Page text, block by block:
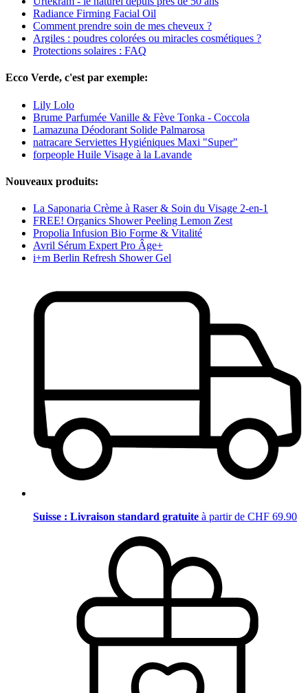
Radiance Firming Facial Oil
Comment prendre soin de mes cheveux ?
Argiles : poudres colorées ou miracles cosmétiques ?
Protections solaires : FAQ
Ecco Verde, c'est par exemple:
Lily Lolo
Brume Parfumée Vanille & Fève Tonka - Coccola
Lamazuna Déodorant Solide Palmarosa
natracare Serviettes Hygiéniques Maxi "Super"
forpeople Huile Visage à la Lavande
Nouveaux produits:
La Saponaria Crème à Raser & Soin du Visage 2-en-1
FREE! Organics Shower Peeling Lemon Zest
Propolia Infusion Bio Forme & Vitalité
Avril Sérum Expert Pro Âge+
i+m Berlin Refresh Shower Gel
Suisse : Livraison standard gratuite à partir de CHF 69.90